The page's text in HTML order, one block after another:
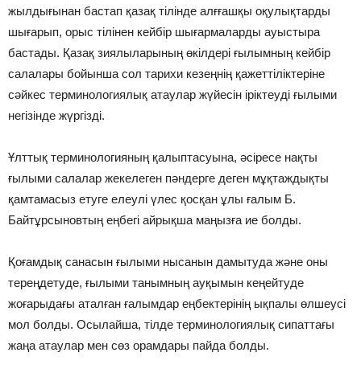
жылдығынан бастап қазақ тілінде алғғашқы оқулықтарды
шығарып, орыс тілінен кейбір шығармаларды ауыстыра
бастады. Қазақ зиялыларының өкілдері ғылымның кейбір
салалары бойынша сол тарихи кезеңнің қажеттіліктеріне
сәйкес терминологиялық атаулар жүйесін іріктеуді ғылыми
негізінде жүргізді.
Ұлттық терминологияның қалыптасуына, әсіресе нақты
ғылыми салалар жекелеген пәндерге деген мұқтаждықты
қамтамасыз етуге елеулі үлес қосқан ұлы ғалым Б.
Байтұрсыновтың еңбегі айрықша маңызға ие болды.
Қоғамдық санасын ғылыми нысанын дамытуда және оны
тереңдетуде, ғылыми танымның ауқымын кеңейтуде
жоғарыдағы аталған ғалымдар еңбектерінің ықпалы өлшеусі
мол болды. Осылайша, тілде терминологиялық сипаттағы
жаңа атаулар мен сөз орамдары пайда болды.